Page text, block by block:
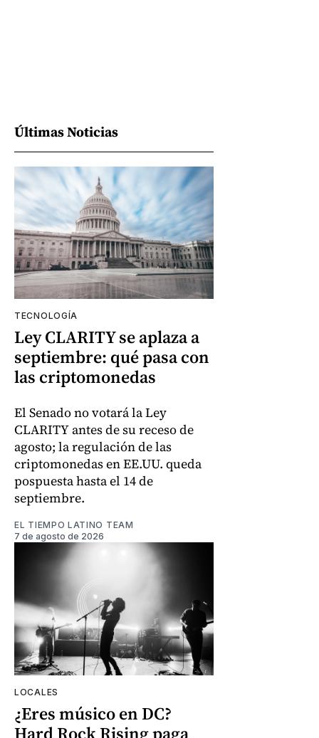
Últimas Noticias
TECNOLOGÍA
Ley CLARITY se aplaza a
septiembre: qué pasa con
las criptomonedas
El Senado no votará la Ley
CLARITY antes de su receso de
agosto; la regulación de las
criptomonedas en EE.UU. queda
pospuesta hasta el 14 de
septiembre.
EL TIEMPO LATINO TEAM
7 de agosto de 2026
LOCALES
¿Eres músico en DC?